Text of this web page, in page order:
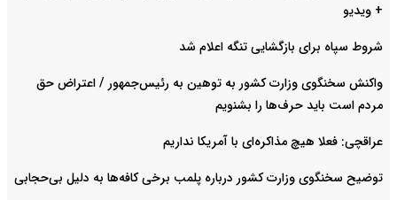
+ ویدیو
شروط سپاه برای بازگشایی تنگه اعلام شد
واکنش سخنگوی وزارت کشور به توهین به رئیس‌جمهور / اعتراض حق
مردم است باید حرف‌ها را بشنویم
عراقچی: فعلا هیچ مذاکره‌ای با آمریکا نداریم
توضیح سخنگوی وزارت کشور درباره پلمب برخی کافه‌ها به دلیل بی‌حجابی